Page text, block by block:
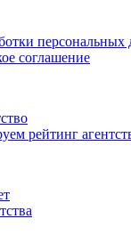
персональных
соглашение
рейтинг